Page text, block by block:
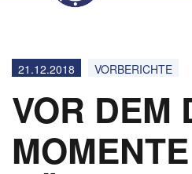
21.12.2018 VORBERICHTE
VOR DEM